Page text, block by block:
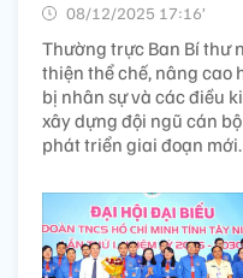
08/12/2025 17:16’
Thường trực Ban Bí thư
thiện thể chế, nâng cao
bị nhân sự và các điều
xây dựng đội ngũ cán
phát triển giai đoạn mới.